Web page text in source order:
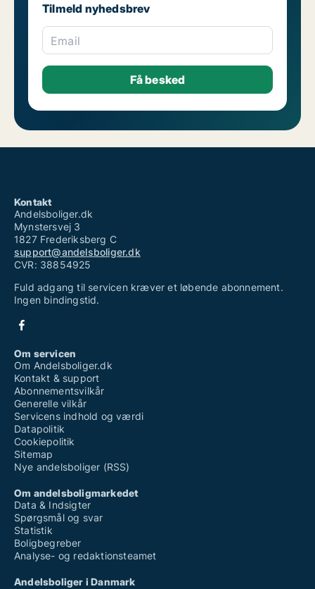
Tilmeld nyhedsbrev
Email
Kontakt
Andelsboliger.dk
Mynstersvej 3
1827 Frederiksberg C
support@andelsboliger.dk
CVR: 38854925
Fuld adgang til servicen kræver et løbende abonnement.
Ingen bindingstid.
Om servicen
Om Andelsboliger.dk
Kontakt & support
Abonnementsvilkår
Generelle vilkår
Servicens indhold og værdi
Datapolitik
Cookiepolitik
Sitemap
Nye andelsboliger (RSS)
Om andelsboligmarkedet
Data & Indsigter
Spørgsmål og svar
Statistik
Boligbegreber
Analyse- og redaktionsteamet
Andelsboliger i Danmark